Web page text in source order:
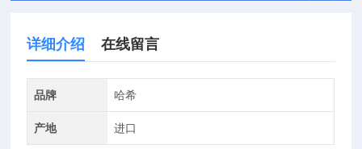
详细介绍 在线留言
品牌 哈希
产地 进口